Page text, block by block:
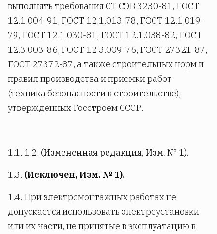
выполнять требования СТ СЭВ 3230-81, ГОСТ
12.1.004-91, ГОСТ 12.1.013-78, ГОСТ 12.1.019-
79, ГОСТ 12.1.030-81, ГОСТ 12.1.038-82, ГОСТ
12.3.003-86, ГОСТ 12.3.009-76, ГОСТ 27321-87,
ГОСТ 27372-87, а также строительных норм и
правил производства и приемки работ
(техника безопасности в строительстве),
утвержденных Госстроем СССР.
1.1, 1.2. (Измененная редакция, Изм. № 1).
1.3. (Исключен, Изм. № 1).
1.4. При электромонтажных работах не
допускается использовать электроустановки
или их части, не принятые в эксплуатацию в